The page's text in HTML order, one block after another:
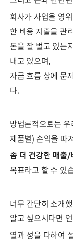
회사가 사업을 영
한 비용 지출을 관
돈을 잘 벌고 있는
내고 있으며,
자금 흐름 상에 문
다.
방법론적으로는
제품별) 손익을 따
좀 더 건강한 매출/
목표라고 할 수 있
너무 간단히 소개
알고 싶으시다면
열과 성을 다하여